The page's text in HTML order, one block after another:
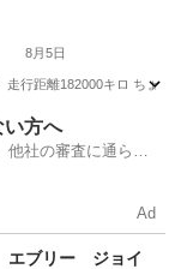
8月5日
行距離182000キロ ちょ
い方へ
他社の審査に通らな
Ad
ブリー ジョイ